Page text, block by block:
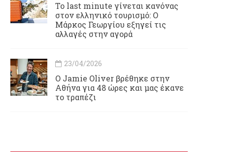
Το last minute γίνεται κανόνας
στον ελληνικό τουρισμό: Ο
Μάρκος Γεωργίου εξηγεί τις
αλλαγές στην αγορά
23/04/2026
Ο Jamie Oliver βρέθηκε στην
Αθήνα για 48 ώρες και μας έκανε
το τραπέζι